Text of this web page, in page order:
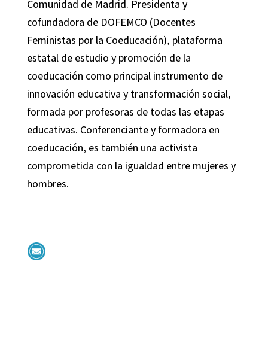
Comunidad de Madrid. Presidenta y
cofundadora de DOFEMCO (Docentes
Feministas por la Coeducación), plataforma
estatal de estudio y promoción de la
coeducación como principal instrumento de
innovación educativa y transformación social,
formada por profesoras de todas las etapas
educativas. Conferenciante y formadora en
coeducación, es también una activista
comprometida con la igualdad entre mujeres y
hombres.